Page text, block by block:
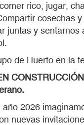
rico, jugar,
cosechas
juntas y sentarnos
de Huerto en la
año 2026
nuevas